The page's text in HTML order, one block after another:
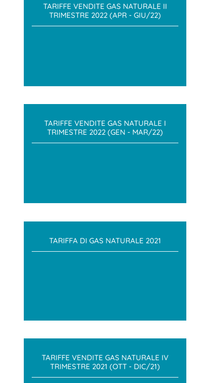
TARIFFE VENDITE GAS NATURALE II
TRIMESTRE 2022 (APR - GIU/22)
TARIFFE VENDITE GAS NATURALE I
TRIMESTRE 2022 (GEN - MAR/22)
TARIFFA DI GAS NATURALE 2021
TARIFFE VENDITE GAS NATURALE IV
TRIMESTRE 2021 (OTT - DIC/21)